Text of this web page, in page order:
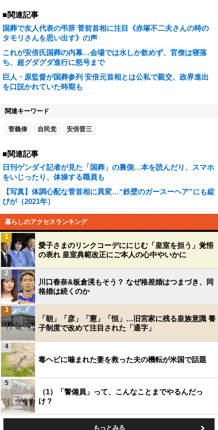
■関連記事
国葬で友人代表の弔辞 菅前首相に注目《赤塚不二夫さんの時の
タモリさんを思い出す》の声
これが安倍氏国葬の内幕…会場では水しか飲めず、官僚は寝落
ち、超グダグダ進行に怒号まで
巨人・原監督が国葬参列 安倍元首相とは公私で親交、政界進出
を口説かれていた時期も
関連キーワード
菅義偉 自民党 安倍晋三
■関連記事
日刊ゲンダイ記者が見た「国葬」の裏側…本を読んだり、スマホ
をいじったり、体操する職員も
【写真】体調心配な菅首相に異変…“鉄壁のガースーヘア”にも綻
びが（2021年）
暮らしのアクセスランキング
愛子さまのリンクコーデににじむ「皇室を担う」覚悟
の表れ 皇室典範改正にご本人の心中やいかに
1
川口春奈&板倉滉もそう？ なぜ格差婚はつまづき、同
格婚は続くのか
2
「朝」「彦」「憲」「恒」…旧宮家に残る皇族意識 養
子制度で改めて注目された「通字」
3
毒ヘビに噛まれた妻を救った夫の機転が米国で話題
4
（1）「警備員」って、こんなことまでやるんだっ
け？
5
もっとみる